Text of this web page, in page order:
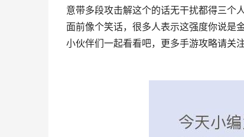
意带多段攻击解这个的话无干扰都得三个
面前像个笑话，很多人表示这强度你说是
小伙伴们一起看看吧，更多手游攻略请关注